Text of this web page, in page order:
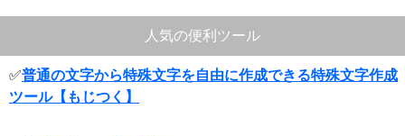
人気の便利ツール
✅普通の文字から特殊文字を自由に作成できる特殊文字作成
ツール【もじつく】